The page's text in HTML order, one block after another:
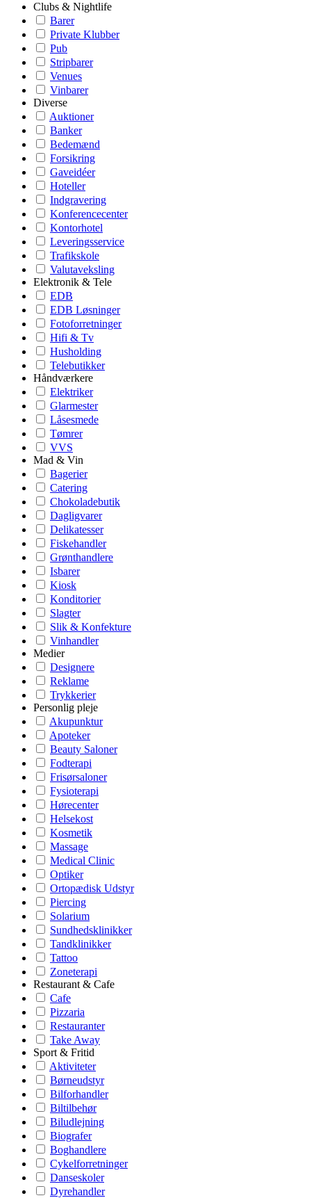
Clubs & Nightlife
Barer
Private Klubber
Pub
Stripbarer
Venues
Vinbarer
Diverse
Auktioner
Banker
Bedemænd
Forsikring
Gaveidéer
Hoteller
Indgravering
Konferencecenter
Kontorhotel
Leveringsservice
Trafikskole
Valutaveksling
Elektronik & Tele
EDB
EDB Løsninger
Fotoforretninger
Hifi & Tv
Husholding
Telebutikker
Håndværkere
Elektriker
Glarmester
Låsesmede
Tømrer
VVS
Mad & Vin
Bagerier
Catering
Chokoladebutik
Dagligvarer
Delikatesser
Fiskehandler
Grønthandlere
Isbarer
Kiosk
Konditorier
Slagter
Slik & Konfekture
Vinhandler
Medier
Designere
Reklame
Trykkerier
Personlig pleje
Akupunktur
Apoteker
Beauty Saloner
Fodterapi
Frisørsaloner
Fysioterapi
Hørecenter
Helsekost
Kosmetik
Massage
Medical Clinic
Optiker
Ortopædisk Udstyr
Piercing
Solarium
Sundhedsklinikker
Tandklinikker
Tattoo
Zoneterapi
Restaurant & Cafe
Cafe
Pizzaria
Restauranter
Take Away
Sport & Fritid
Aktiviteter
Børneudstyr
Bilforhandler
Biltilbehør
Biludlejning
Biografer
Boghandlere
Cykelforretninger
Danseskoler
Dyrehandler